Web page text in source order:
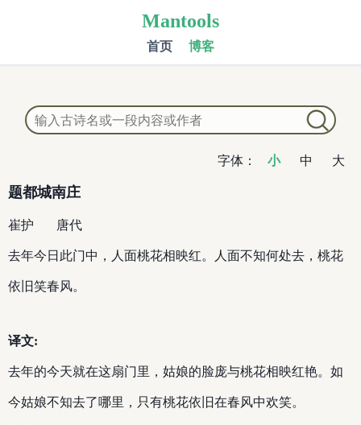
Mantools
首页 博客
字体： 小 中 大
题都城南庄
崔护 唐代
去年今日此门中，人面桃花相映红。人面不知何处去，桃花
依旧笑春风。
译文:
去年的今天就在这扇门里，姑娘的脸庞与桃花相映红艳。如
今姑娘不知去了哪里，只有桃花依旧在春风中欢笑。